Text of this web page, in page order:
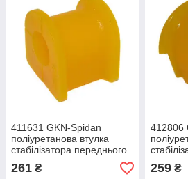
411631 GKN-Spidan
поліуретанова втулка
стабілізатора переднього
PolyBush (аналог) v17
261 ₴
412806
(аналог)
259₴